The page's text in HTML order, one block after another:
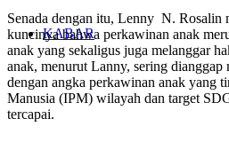
KABAR
Senada dengan itu, Lenny N. Rosalin
kuncinya bahwa perkawinan anak
anak yang sekaligus juga melanggar
anak, menurut Lanny, sering dianggap
dengan angka perkawinan anak yang
Manusia (IPM) wilayah dan target
tercapai.